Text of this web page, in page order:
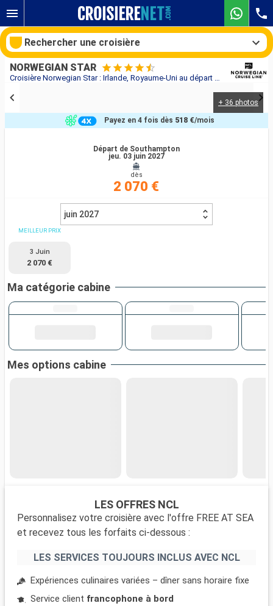
Croisière Norwegian Star : Irlande, Royaume-Uni au départ de Southampton
NORWEGIAN STAR
+ 36 photos
Départ de Southampton
jeu. 03 juin 2027
dès
2 070 €
Payez en 4 fois dès 518 €/mois
juin 2027
MEILLEUR PRIX
3 Juin
2 070 €
Ma catégorie cabine
Mes options cabine
LES OFFRES NCL
Personnalisez votre croisière avec l'offre FREE AT SEA
et recevez tous les forfaits ci-dessous :
LES SERVICES TOUJOURS INCLUS AVEC NCL
Expériences culinaires variées – dîner sans horaire fixe
Service client francophone à bord
Rechercher une croisière
Rechercher